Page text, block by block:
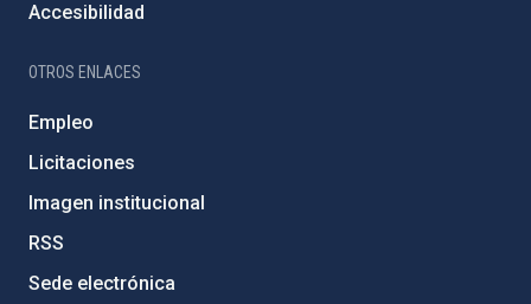
Accesibilidad
OTROS ENLACES
Empleo
Licitaciones
Imagen institucional
RSS
Sede electrónica